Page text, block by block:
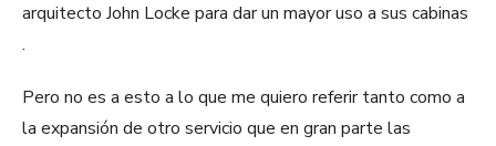
arquitecto John Locke para dar un mayor uso a sus cabinas
.
Pero no es a esto a lo que me quiero referir tanto como a
la expansión de otro servicio que en gran parte las